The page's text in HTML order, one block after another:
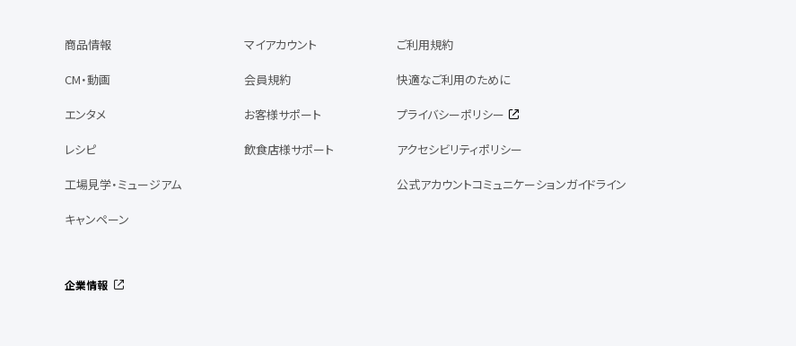
商品情報
CM・動画
エンタメ
レシピ
工場見学・ミュージアム
キャンペーン
マイアカウント
会員規約
お客様サポート
飲食店様サポート
ご利用規約
快適なご利用のために
プライバシーポリシー
アクセシビリティポリシー
公式アカウントコミュニケーションガイドライン
企業情報